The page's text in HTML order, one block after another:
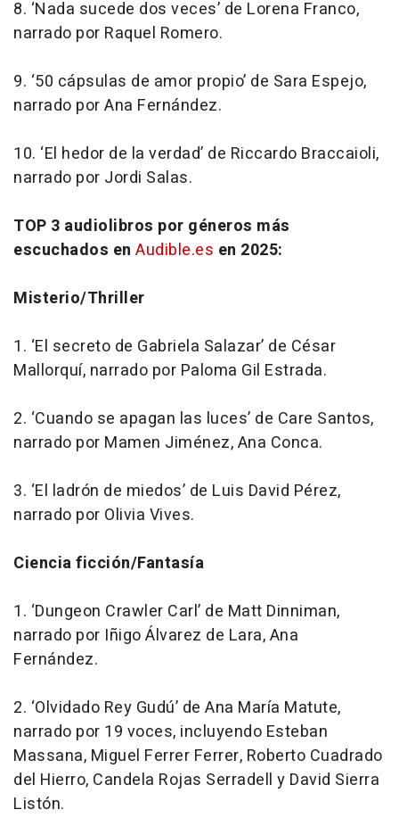
8. ‘Nada sucede dos veces’ de Lorena Franco,
narrado por Raquel Romero.
9. ‘50 cápsulas de amor propio’ de Sara Espejo,
narrado por Ana Fernández.
10. ‘El hedor de la verdad’ de Riccardo Braccaioli,
narrado por Jordi Salas.
TOP 3 audiolibros por géneros más
escuchados en Audible.es en 2025:
Misterio/Thriller
1. ‘El secreto de Gabriela Salazar’ de César
Mallorquí, narrado por Paloma Gil Estrada.
2. ‘Cuando se apagan las luces’ de Care Santos,
narrado por Mamen Jiménez, Ana Conca.
3. ‘El ladrón de miedos’ de Luis David Pérez,
narrado por Olivia Vives.
Ciencia ficción/Fantasía
1. ‘Dungeon Crawler Carl’ de Matt Dinniman,
narrado por Iñigo Álvarez de Lara, Ana
Fernández.
2. ‘Olvidado Rey Gudú’ de Ana María Matute,
narrado por 19 voces, incluyendo Esteban
Massana, Miguel Ferrer Ferrer, Roberto Cuadrado
del Hierro, Candela Rojas Serradell y David Sierra
Listón.